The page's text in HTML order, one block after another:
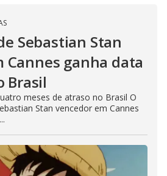
Sebastian Stan
Cannes ganha data
Brasil
meses de atraso no Brasil O
Stan vencedor em Cannes